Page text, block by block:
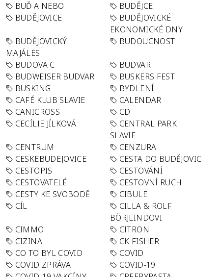
BUĎ A NEBO
BUDĚJCE
BUDĚJOVICE
BUDĚJOVICKÉ
EKONOMICKÉ DNY
BUDĚJOVICKÝ
MAJÁLES
BUDOUCNOST
BUDOVA C
BUDVAR
BUDWEISER BUDVAR
BUSKERS FEST
BUSKING
BYDLENÍ
CAFÉ KLUB SLAVIE
CALENDAR
CANICROSS
CD
CECÍLIE JÍLKOVÁ
CENTRAL PARK
SLAVIE
CENTRUM
CENZURA
CESKEBUDEJOVICE
CESTA DO BUDĚJOVIC
CESTOPIS
CESTOVÁNÍ
CESTOVATELÉ
CESTOVNÍ RUCH
CESTY KE SVOBODĚ
CIBULE
CÍL
CILLA & ROLF
BÖRJLINDOVI
CIMMO
CITRON
CIZINA
CK FISHER
CO TO BYL COVID
COVID
COVID ZPRÁVA
COVID-19